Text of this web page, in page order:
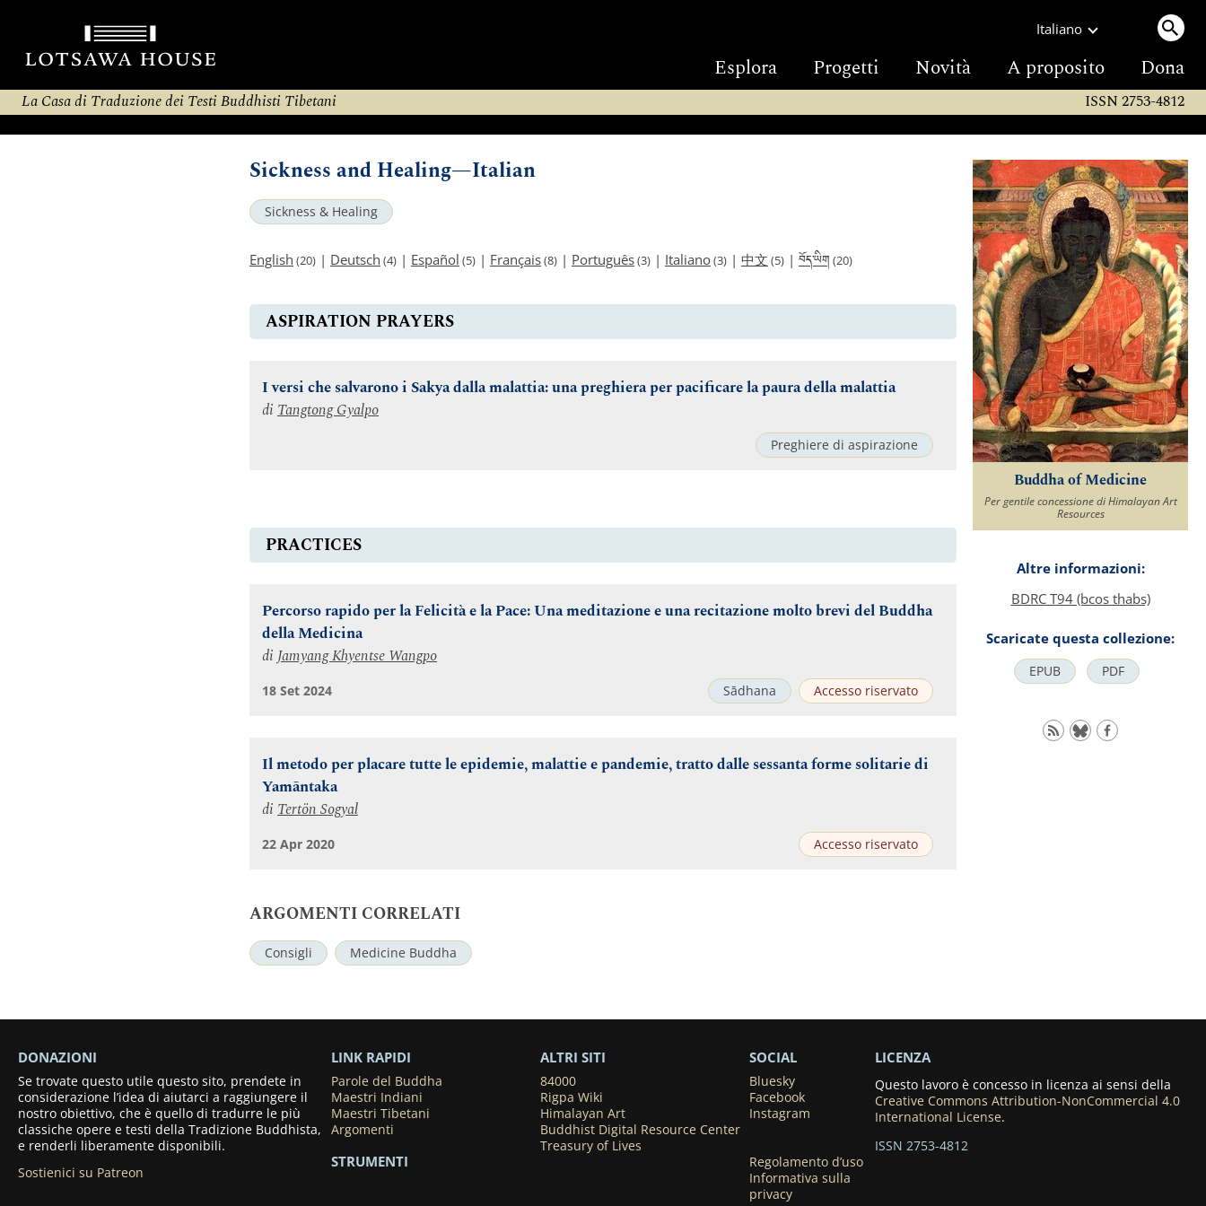
Italiano
Esplora Progetti Novità A proposito Dona
La Casa di Traduzione dei Testi Buddhisti Tibetani ISSN 2753-4812
Sickness and Healing—Italian
Sickness & Healing
English (20) | Deutsch (4) | Español (5) | Français(8) | Português(3) | Italiano(3) | 中文 (5) | བོད་ཡིག (20)
ASPIRATION PRAYERS
I versi che salvarono i Sakya dalla malattia: una preghiera per pacificare la paura della malattia
di Tangtong Gyalpo
Preghiere di aspirazione
PRACTICES
Percorso rapido per la Felicità e la Pace: Una meditazione e una recitazione molto brevi del Buddha
della Medicina
diJamyang Khyentse Wangpo
Sādhana Accesso riservato
18 Set 2024
Il metodo per placare tutte le epidemie, malattie e pandemie, tratto dalle sessanta forme solitarie di
Yamāntaka
di Tertön Sogyal
Accesso riservato
22 Apr 2020
ARGOMENTI CORRELATI
Consigli Medicine Buddha
Buddha of Medicine
Per gentile concessione di Himalayan Art
Resources
Altre informazioni:
BDRC T94 (bcos thabs)
Scaricate questa collezione:
EPUB PDF
DONAZIONI
Se trovate questo utile questo sito, prendete in
considerazione l’idea di aiutarci a raggiungere il
nostro obiettivo, che è quello di tradurre le più
classiche opere e testi della Tradizione Buddhista,
e renderli liberamente disponibili.
Sostienici su Patreon
LINK RAPIDI
Parole del Buddha
Maestri Indiani
Maestri Tibetani
Argomenti
STRUMENTI
ALTRI SITI
84000
Rigpa Wiki
Himalayan Art
Buddhist Digital Resource Center
Treasury of Lives
SOCIAL
Bluesky
Facebook
Instagram
Regolamento d’uso
Informativa sulla
privacy
LICENZA
Questo lavoro è concesso in licenza ai sensi della
Creative Commons Attribution-NonCommercial 4.0
International License.
ISSN 2753-4812